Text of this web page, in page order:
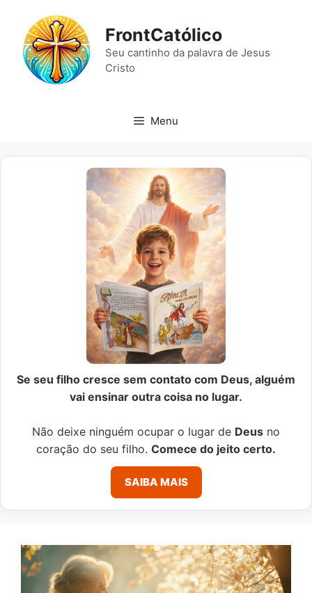
conteúdo
FrontCatólico
Seu cantinho da palavra de Jesus
Cristo
Menu
Se seu filho cresce sem contato com Deus, alguém
vai ensinar outra coisa no lugar.
Não deixe ninguém ocupar o lugar de Deus no
coração do seu filho. Comece do jeito certo.
SAIBA MAIS